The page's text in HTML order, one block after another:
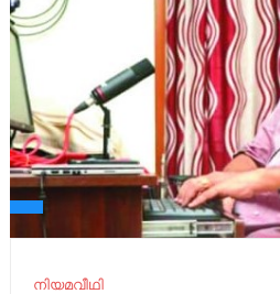
നിയമവീഥി